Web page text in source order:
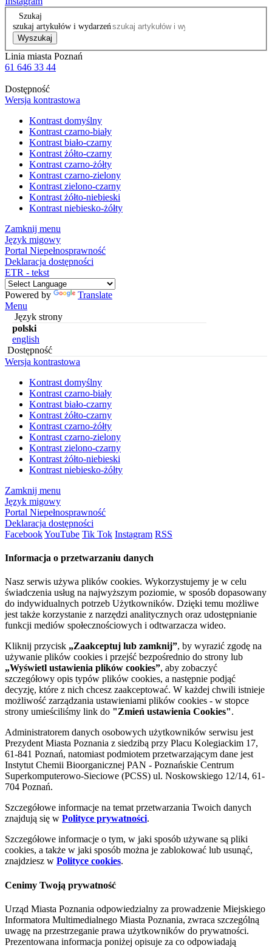
Szukaj
szukaj artykułów i wydarzeń
Wyszukaj
Linia miasta Poznań
61 646 33 44
Dostępność
Wersja kontrastowa
Kontrast domyślny
Kontrast czarno-biały
Kontrast biało-czarny
Kontrast żółto-czarny
Kontrast czarno-żółty
Kontrast czarno-zielony
Kontrast zielono-czarny
Kontrast żółto-niebieski
Kontrast niebiesko-żółty
Zamknij menu
Język migowy
Portal Niepełnosprawność
Deklaracja dostępności
ETR - tekst
Powered by
Translate
Menu
Język strony
polski
english
Dostępność
Wersja kontrastowa
Kontrast domyślny
Kontrast czarno-biały
Kontrast biało-czarny
Kontrast żółto-czarny
Kontrast czarno-żółty
Kontrast czarno-zielony
Kontrast zielono-czarny
Kontrast żółto-niebieski
Kontrast niebiesko-żółty
Zamknij menu
Język migowy
Portal Niepełnosprawność
Deklaracja dostępności
FacebookYouTube Tik Tok Instagram RSS
Informacja o przetwarzaniu danych
Nasz serwis używa plików cookies. Wykorzystujemy je w celu
świadczenia usług na najwyższym poziomie, w sposób dopasowany
do indywidualnych potrzeb Użytkowników. Dzięki temu możliwe
jest także korzystanie z narzędzi analitycznych oraz udostępnianie
funkcji mediów społecznościowych i odtwarzacza wideo.
Kliknij przycisk „Zaakceptuj lub zamknij”, by wyrazić zgodę na
używanie plików cookies i przejść bezpośrednio do strony lub
„Wyświetl ustawienia plików cookies”, aby zobaczyć
szczegółowy opis typów plików cookies, a następnie podjąć
decyzję, które z nich chcesz zaakceptować. W każdej chwili istnieje
możliwość zarządzania ustawieniami plików cookies - w stopce
strony umieściliśmy link do "Zmień ustawienia Cookies".
Administratorem danych osobowych użytkowników serwisu jest
Prezydent Miasta Poznania z siedzibą przy Placu Kolegiackim 17,
61-841 Poznań, natomiast podmiotem przetwarzającym dane jest
Instytut Chemii Bioorganicznej PAN - Poznańskie Centrum
Superkomputerowo-Sieciowe (PCSS) ul. Noskowskiego 12/14, 61-
704 Poznań.
Szczegółowe informacje na temat przetwarzania Twoich danych
znajdują się w Polityce prywatności.
Szczegółowe informacje o tym, w jaki sposób używane są pliki
cookies, a także w jaki sposób można je zablokować lub usunąć,
znajdziesz w Polityce cookies.
Cenimy Twoją prywatność
Urząd Miasta Poznania odpowiedzialny za prowadzenie Miejskiego
Informatora Multimedialnego Miasta Poznania, zwraca szczególną
uwagę na przestrzeganie prawa użytkowników do prywatności.
Prezentowana informacja poniżej opisuje za co odpowiadają